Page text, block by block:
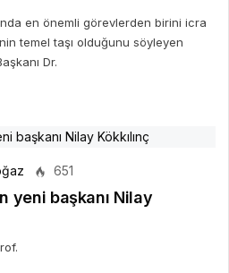
en önemli görevlerden birini icra
temel taşı olduğunu söyleyen
Dr.
651
yeni başkanı Nilay